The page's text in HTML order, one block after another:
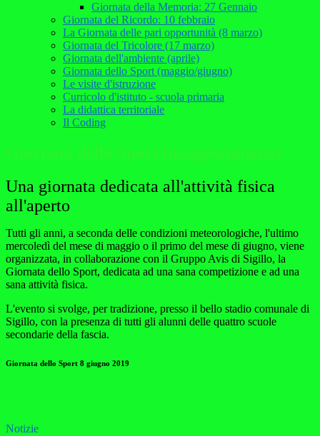
Giornata della Memoria: 27 Gennaio
Giornata del Ricordo: 10 febbraio
La Giornata delle pari opportunità (8 marzo)
Giornata del Tricolore (17 marzo)
Giornata dell'ambiente (aprile)
Giornata dello Sport (maggio/giugno)
Le visite d'istruzione
Curricolo d'istituto - scuola primaria
La didattica territoriale
Il Coding
Giornata dello Sport (maggio/giugno)
Una giornata dedicata all'attività fisica
all'aperto
Tutti gli anni, a seconda delle condizioni meteorologiche, l'ultimo
mercoledì del mese di maggio o il primo del mese di giugno, viene
organizzata, in collaborazione con il Gruppo Avis di Sigillo, la
Giornata dello Sport, dedicata ad una sana competizione e ad una
sana attività fisica.
L'evento si svolge, per tradizione, presso il bello stadio comunale di
Sigillo, con la presenza di tutti gli alunni delle quattro scuole
secondarie della fascia.
Giornata dello Sport 8 giugno 2019
Notizie